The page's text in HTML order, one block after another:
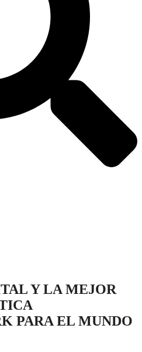
Y LA MEJOR
PARA EL MUNDO